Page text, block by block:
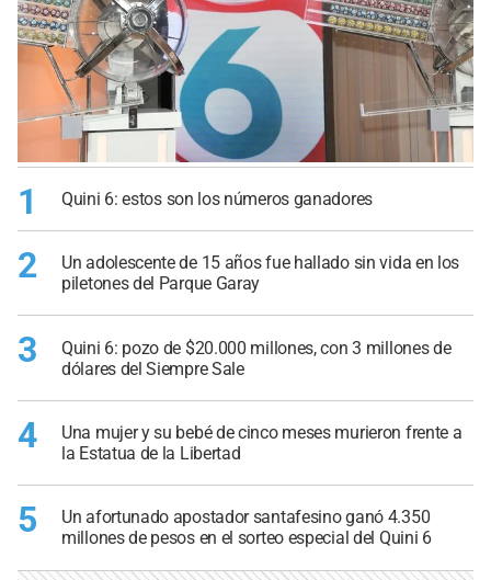
1 Quini 6: estos son los números ganadores
2
Un adolescente de 15 años fue hallado sin vida en los
piletones del Parque Garay
3
Quini 6: pozo de $20.000 millones, con 3 millones de
dólares del Siempre Sale
4
Una mujer y su bebé de cinco meses murieron frente a
la Estatua de la Libertad
5
Un afortunado apostador santafesino ganó 4.350
millones de pesos en el sorteo especial del Quini 6